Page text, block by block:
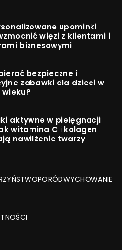
upominki
więzi z klientami i
biznesowymi
bezpieczne i
zabawki dla dzieci w
wieku?
aktywne w pielęgnacji
witamina C i kolagen
nawilżenie twarzy
PORÓDWYCHOWANIE